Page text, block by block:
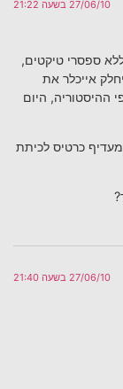
27/06/10 בשעה 21:22
ספסרי טיקטים,
אייכלר את
ההיסטוריה, היום
כרטיס לכיתת
27/06/10 בשעה 21:40